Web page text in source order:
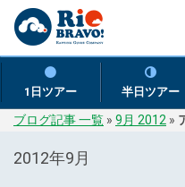
1日ツアー 半日ツアー
ブログ記事 一覧 » 9月 2012 »
2012年9月